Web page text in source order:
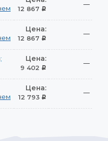
12 867 Р
—
Цена:
12 867 Р
—
Цена:
9 402 Р
—
Цена:
12 793 Р
—